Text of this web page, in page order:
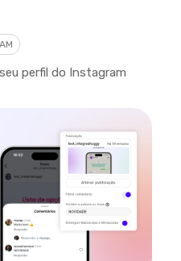
perfil do Instagram